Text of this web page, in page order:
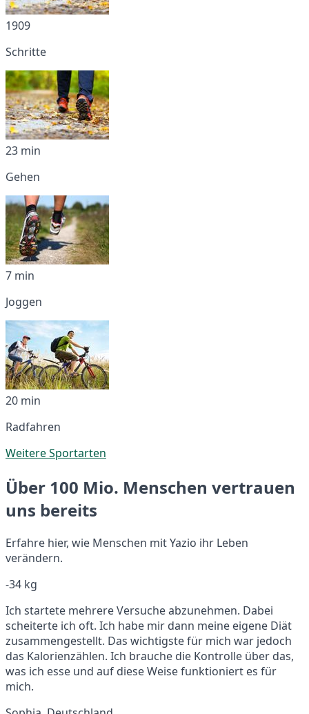
1909
Schritte
23 min
Gehen
7 min
Joggen
20 min
Radfahren
Weitere Sportarten
Über 100 Mio. Menschen vertrauen
uns bereits
Erfahre hier, wie Menschen mit Yazio ihr Leben
verändern.
-34 kg
Ich startete mehrere Versuche abzunehmen. Dabei
scheiterte ich oft. Ich habe mir dann meine eigene Diät
zusammengestellt. Das wichtigste für mich war jedoch
das Kalorienzählen. Ich brauche die Kontrolle über das,
was ich esse und auf diese Weise funktioniert es für
mich.